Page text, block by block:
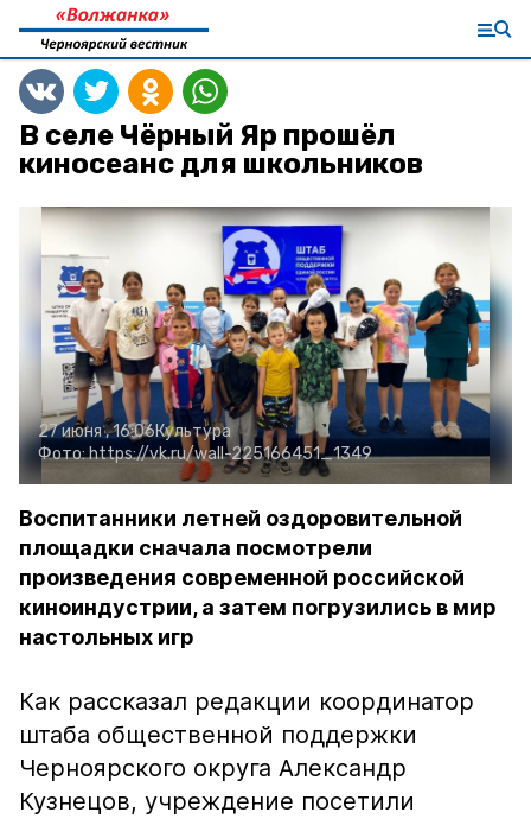
В селе Чёрный Яр прошёл
киносеанс для школьников
27 июня , 16:06Культура
Фото:https://vk.ru/wall-225166451_1349
Воспитанники летней оздоровительной
площадки сначала посмотрели
произведения современной российской
киноиндустрии, а затем погрузились в мир
настольных игр
Как рассказал редакции координатор
штаба общественной поддержки
Черноярского округа Александр
Кузнецов, учреждение посетили